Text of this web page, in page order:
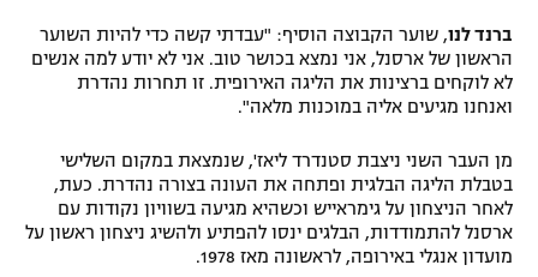
ברנד לנו, שוער הקבוצה הוסיף: "עבדתי קשה כדי להיות השוער
הראשון של ארסנל, אני נמצא בכושר טוב. אני לא יודע למה אנשים
לא לוקחים ברצינות את הליגה האירופית. זו תחרות נהדרת
ואנחנו מגיעים אליה במוכנות מלאה".
מן העבר השני ניצבת סטנדרד ליאז', שנמצאת במקום השלישי
בטבלת הליגה הבלגית ופתחה את העונה בצורה נהדרת. כעת,
לאחר הניצחון על גימראייש וכשהיא מגיעה בשוויון נקודות עם
ארסנל להתמודדות, הבלגים ינסו להפתיע ולהשיג ניצחון ראשון על
מועדון אנגלי באירופה, לראשונה מאז 1978.